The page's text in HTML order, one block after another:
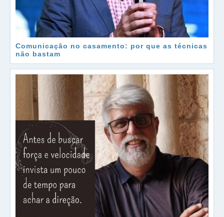
Comunicação no casamento: por que as técnicas
não bastam